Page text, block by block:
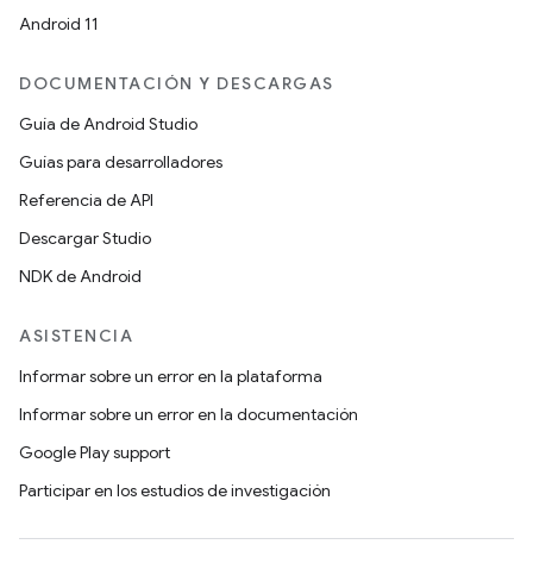
Android 11
DOCUMENTACIÓN Y DESCARGAS
Guía de Android Studio
Guías para desarrolladores
Referencia de API
Descargar Studio
NDK de Android
ASISTENCIA
Informar sobre un error en la plataforma
Informar sobre un error en la documentación
Google Play support
Participar en los estudios de investigación